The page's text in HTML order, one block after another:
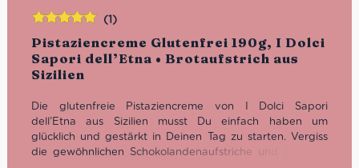
Pistaziencreme Glutenfrei 190g, I Dolci
Sapori dell’Etna • Brotaufstrich aus
Sizilien
(1)
Die glutenfreie Pistaziencreme von I Dolci Sapori
dell’Etna aus Sizilien musst Du einfach haben um
glücklich und gestärkt in Deinen Tag zu starten. Vergiss
die gewöhnlichen Schokolandenaufstriche und probiere
mit5.00von
5